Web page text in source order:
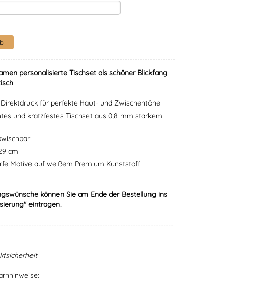
personalisierte Tischset als schöner Blickfang
für perfekte Haut- und Zwischentöne
und kratzfestes Tischset aus 0,8 mm starkem
cm
Motive auf weißem Premium Kunststoff
können Sie am Ende der Bestellung ins
eintragen.